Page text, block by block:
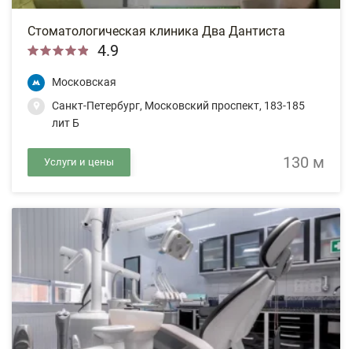
Стоматологическая клиника Два Дантиста
4.9
Московская
Санкт-Петербург, Московский проспект, 183-185
лит Б
Услуги и цены 130 м